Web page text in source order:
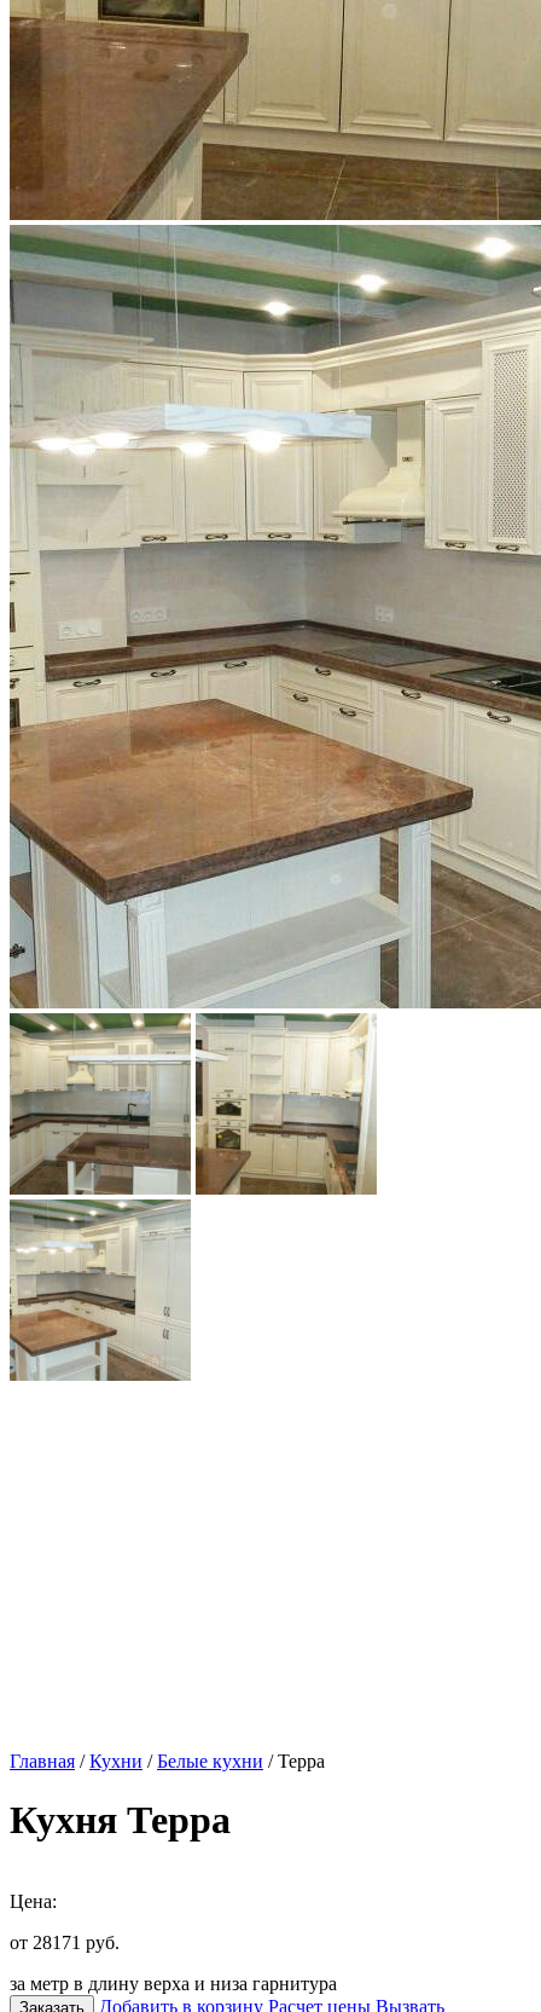
Главная /Кухни /Белые кухни / Терра
Кухня Терра
Цена:
от 28171 руб.
за метр в длину верха и низа гарнитура
Заказать Добавить в корзину Расчет цены Вызвать